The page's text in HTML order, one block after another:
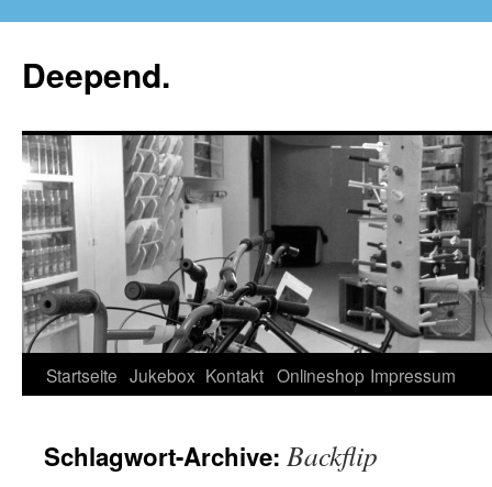
Deepend.
Startseite Jukebox Kontakt Onlineshop Impressum
Schlagwort-Archive: Backflip